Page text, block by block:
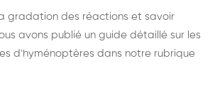
gradation des réactions et savoir
avons publié un guide détaillé sur les
d'hyménoptères dans notre rubrique